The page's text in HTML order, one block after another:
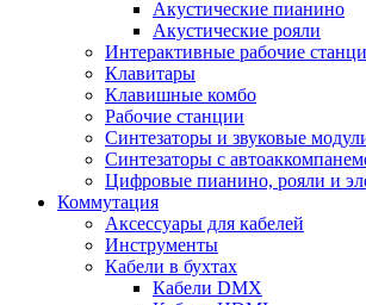
Акустические пианино
Акустические рояли
Интерактивные рабочие
Клавитары
Клавишные комбо
Рабочие станции
Синтезаторы и звуковые
Синтезаторы с
Цифровые пианино, рояли и
Коммутация
Аксессуары для кабелей
Инструменты
Кабели в бухтах
Кабели DMX